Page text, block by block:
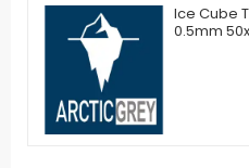
Ice Cube
0.5mm